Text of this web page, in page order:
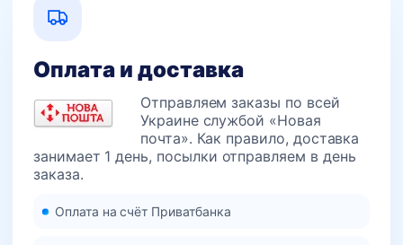
Оплата и доставка
Отправляем заказы по всей
Украине службой «Новая
почта». Как правило, доставка
занимает 1 день, посылки отправляем в день
заказа.
Оплата на счёт Приватбанка